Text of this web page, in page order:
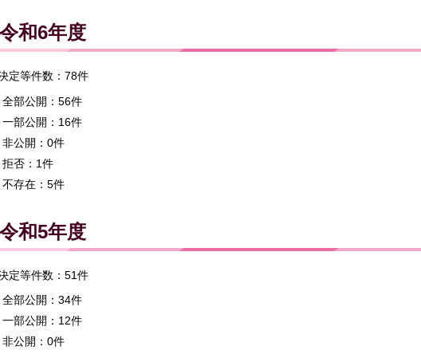
令和6年度
定等件数：78件
全部公開：56件
一部公開：16件
非公開：0件
拒否：1件
不存在：5件
令和5年度
定等件数：51件
全部公開：34件
一部公開：12件
非公開：0件